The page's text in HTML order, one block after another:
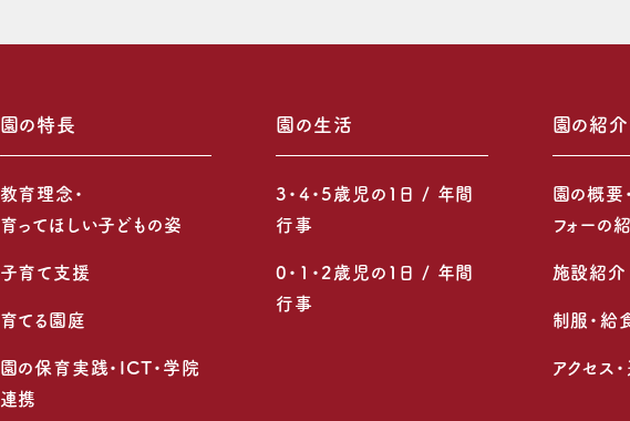
園の特長
教育理念・
育ってほしい子どもの姿
子育て支援
育てる園庭
園の保育実践・ICT・学院
連携
園の生活
3・4・5歳児の1日 / 年間
行事
0・1・2歳児の1日 / 年間
行事
園の紹介
園の概要
フォーの
施設紹介
制服・給
アクセス